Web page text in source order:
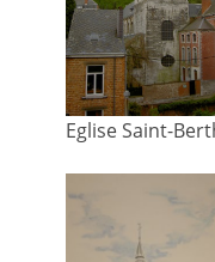
Eglise Saint-